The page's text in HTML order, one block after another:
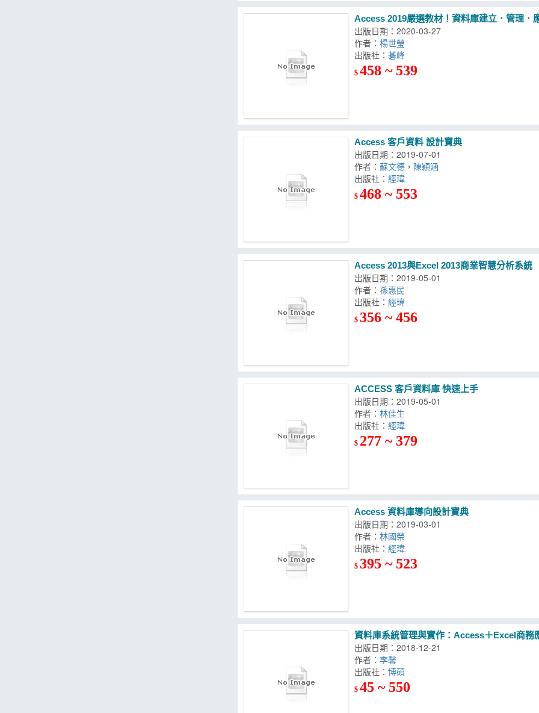
Access 2019嚴選教材！資料庫建立．管理．
出版日期：2020-03-27
作者：楊世瑩
出版社：
$458 ~ 539
Access 客戶資料 設計寶典
出版日期：2019-07-01
作者：蘇文德 ， 陳穎涵
出版社：
$468 ~ 553
Access 2013與Excel 2013商業智慧分析系統
出版日期：2019-05-01
作者：孫惠民
出版社：
$ 356 ~ 456
ACCESS 客戶資料庫 快速上手
出版日期：2019-05-01
作者：林佳生
出版社：
$ 277 ~ 379
Access 資料庫導向設計寶典
出版日期：2019-03-01
作者：林國榮
出版社：
$ 395 ~ 523
資料庫系統管理與實作：Access＋Excel商務
出版日期：2018-12-21
作者：李馨
出版社：
$45 ~ 550